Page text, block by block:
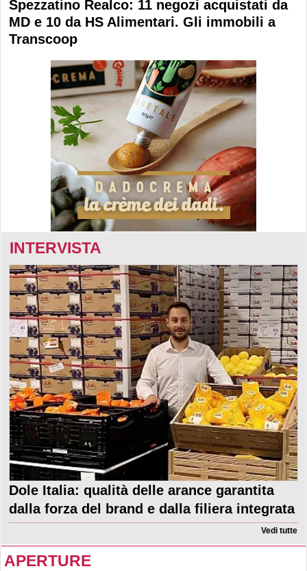
Spezzatino Realco: 11 negozi acquistati da
MD e 10 da HS Alimentari. Gli immobili a
Transcoop
INTERVISTA
Dole Italia: qualità delle arance garantita
dalla forza del brand e dalla filiera integrata
Vedi tutte
APERTURE